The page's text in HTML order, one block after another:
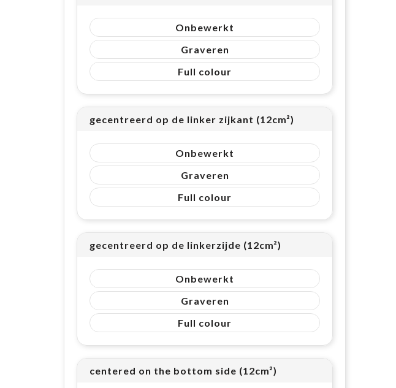
Onbewerkt
Graveren
Full colour
gecentreerd op de linker zijkant (12cm²)
Onbewerkt
Graveren
Full colour
gecentreerd op de linkerzijde (12cm²)
Onbewerkt
Graveren
Full colour
centered on the bottom side (12cm²)